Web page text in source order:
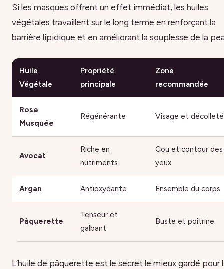
Si les masques offrent un effet immédiat, les huiles
végétales travaillent sur le long terme en renforçant la
barrière lipidique et en améliorant la souplesse de la
Huile
Végétale
Propriété
principale
Zone
recommandée
Rose
Musquée
Régénérante Visage et décolleté
Avocat
Riche en
nutriments
Cou et contour des
yeux
Argan Antioxydante Ensemble du corps
Pâquerette
Tenseur et
galbant
Buste et poitrine
L’huile de pâquerette est le secret le mieux gardé pour